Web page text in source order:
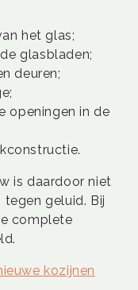
het glas;
glasbladen;
deuren;
openingen in de
is daardoor niet
geluid. Bij
complete
kozijnen